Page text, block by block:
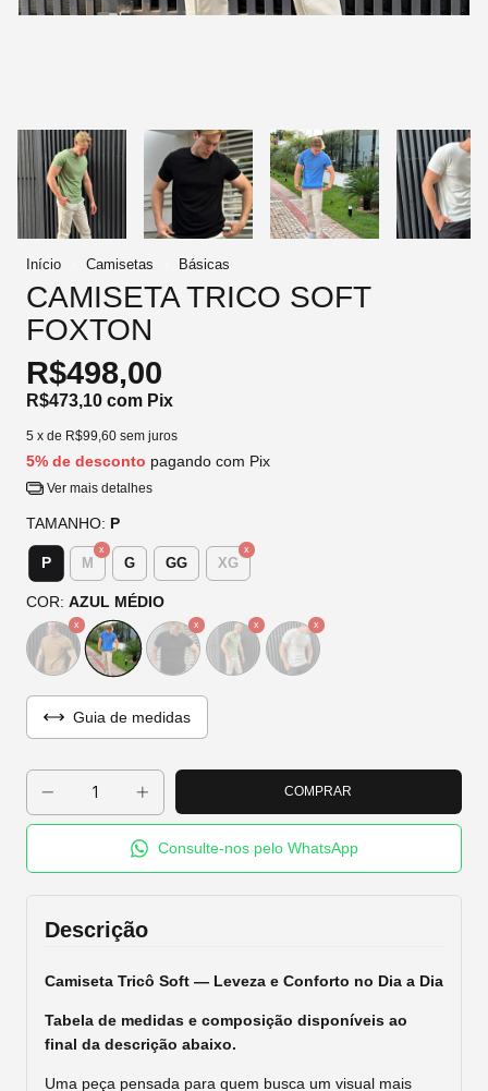
Início Camisetas Básicas
CAMISETA TRICO SOFT
FOXTON
R$498,00
R$473,10 com Pix
5 x de R$99,60 sem juros
5% de desconto pagando com Pix
Ver mais detalhes
TAMANHO: P
P M G GG XG
COR: AZUL MÉDIO
Guia de medidas
Consulte-nos pelo WhatsApp
Descrição
Camiseta Tricô Soft — Leveza e Conforto no Dia a Dia
Tabela de medidas e composição disponíveis ao
final da descrição abaixo.
Uma peça pensada para quem busca um visual mais